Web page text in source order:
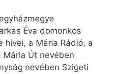
Éva domonkos
hívei, a Mária Rádió, a
Mária Út nevében
nevében Szigeti